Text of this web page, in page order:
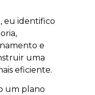
eu identifico
e
uma
eficiente.
um plano